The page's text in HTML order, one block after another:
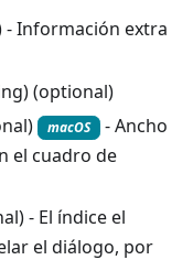
- Información extra
(optional)
macOS
- Ancho
el cuadro de
- El índice el
el diálogo, por